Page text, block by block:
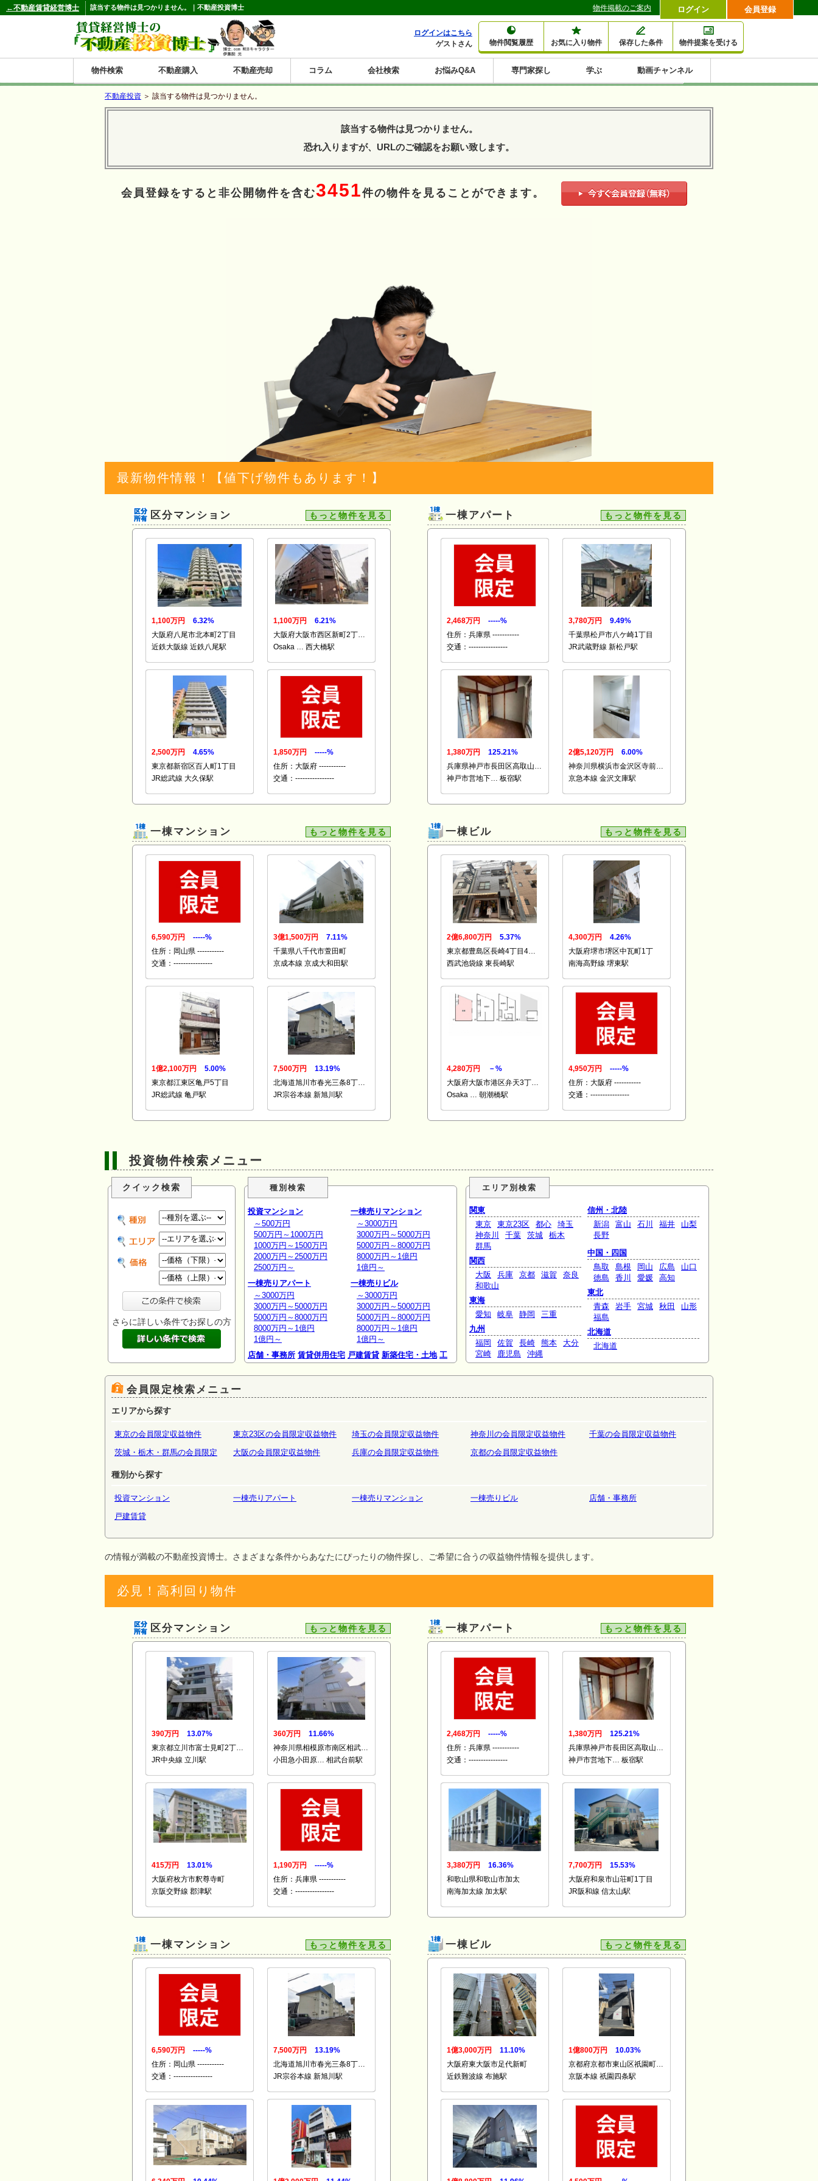
該当する物件は見つかりません。｜不動産投資博士
物件閲覧履歴 お気に入り物件 保存した条件 物件提案を受ける
ログインはこちら
ゲストさん
物件検索
投資マンション
一棟売りアパート
一棟売りマンション
一棟売りビル
店舗・事務所
賃貸併用住宅
戸建賃貸
土地
新築住宅
工場・倉庫
ホテルペンション 利回り7%以上
利回り8%以上
利回り9%以上
利回り10%以上
利回り11%以上
利回り12%以上
利回り13%以上
利回り14%以上
利回り15%以上
利回り16%以上
不動産購入 不動産売却 コラム 会社検索 お悩みQ&A 専門家探し 学ぶ 動画チャンネル
ログイン 会員登録
物件掲載のご案内
←不動産賃貸経営博士
不動産投資 ＞ 該当する物件は見つかりません。
該当する物件は見つかりません。
恐れ入りますが、URLのご確認をお願い致します。
会員登録をすると非公開物件を含む3451件の物件を見ることができます。
最新物件情報！【値下げ物件もあります！】
区分マンション もっと物件を見る
1,100万円
6.32%
大阪府八尾市北本町2丁目
近鉄大阪線 近鉄八尾駅
1,100万円
6.21%
大阪府大阪市西区新町2丁…
Osaka … 西大橋駅
2,500万円
4.65%
東京都新宿区百人町1丁目
JR総武線 大久保駅
1,850万円
-----%
住所：大阪府 -----------
交通：----------------
一棟アパート もっと物件を見る
2,468万円
-----%
住所：兵庫県 -----------
交通：----------------
3,780万円
9.49%
千葉県松戸市八ケ崎1丁目
JR武蔵野線 新松戸駅
1,380万円
125.21%
兵庫県神戸市長田区高取山…
神戸市営地下… 板宿駅
2億5,120万円
6.00%
神奈川県横浜市金沢区寺前…
京急本線 金沢文庫駅
一棟マンション もっと物件を見る
6,590万円
-----%
住所：岡山県 -----------
交通：----------------
3億1,500万円
7.11%
千葉県八千代市萱田町
京成本線 京成大和田駅
1億2,100万円
5.00%
東京都江東区亀戸5丁目
JR総武線 亀戸駅
7,500万円
13.19%
北海道旭川市春光三条8丁…
JR宗谷本線 新旭川駅
一棟ビル もっと物件を見る
2億6,800万円
5.37%
東京都豊島区長崎4丁目4…
西武池袋線 東長崎駅
4,300万円
4.26%
大阪府堺市堺区中瓦町1丁
南海高野線 堺東駅
4,280万円
－%
大阪府大阪市港区弁天3丁…
Osaka … 朝潮橋駅
4,950万円
-----%
住所：大阪府 -----------
交通：----------------
投資物件検索メニュー
クイック検索
さらに詳しい条件でお探しの方
種別検索
投資マンション
～500万円
500万円～1000万円
1000万円～1500万円
2000万円～2500万円
2500万円～
一棟売りアパート
～3000万円
3000万円～5000万円
5000万円～8000万円
8000万円～1億円
1億円～
一棟売りマンション
～3000万円
3000万円～5000万円
5000万円～8000万円
8000万円～1億円
1億円～
一棟売りビル
～3000万円
3000万円～5000万円
5000万円～8000万円
8000万円～1億円
1億円～
店舗・事務所 賃貸併用住宅 戸建賃貸 新築住宅・土地 工
エリア別検索
関東
東京
東京23区 都心
埼玉
神奈川
千葉 茨城
栃木
群馬
関西
大阪
兵庫 京都 滋賀
奈良
和歌山
東海
愛知
岐阜 静岡
三重
九州
福岡
佐賀 長崎 熊本
大分
宮崎
鹿児島 沖縄
信州・北陸
新潟
富山 石川 福井
山梨
長野
中国・四国
鳥取
島根 岡山 広島
山口
徳島
香川 愛媛
高知
東北
青森
岩手 宮城 秋田
山形
福島
北海道
北海道
会員限定検索メニュー
エリアから探す
東京の会員限定収益物件 東京23区の会員限定収益物件 埼玉の会員限定収益物件 神奈川の会員限定収益物件
千葉の会員限定収益物件
茨城・栃木・群馬の会員限定
大阪の会員限定収益物件 兵庫の会員限定収益物件 京都の会員限定収益物件
種別から探す
投資マンション 一棟売りアパート 一棟売りマンション 一棟売りビル
店舗・事務所
戸建賃貸
の情報が満載の不動産投資博士。さまざまな条件からあなたにぴったりの物件探し、ご希望に合うの収益物件情報を提供します。
必見！高利回り物件
区分マンション もっと物件を見る
390万円
13.07%
東京都立川市富士見町2丁…
JR中央線 立川駅
360万円
11.66%
神奈川県相模原市南区相武…
小田急小田原… 相武台前駅
415万円
13.01%
大阪府枚方市釈尊寺町
京阪交野線 郡津駅
1,190万円
-----%
住所：兵庫県 -----------
交通：----------------
一棟アパート もっと物件を見る
2,468万円
-----%
住所：兵庫県 -----------
交通：----------------
1,380万円
125.21%
兵庫県神戸市長田区高取山…
神戸市営地下… 板宿駅
3,380万円
16.36%
和歌山県和歌山市加太
南海加太線 加太駅
7,700万円
15.53%
大阪府和泉市山荘町1丁目
JR阪和線 信太山駅
一棟マンション もっと物件を見る
6,590万円
-----%
住所：岡山県 -----------
交通：----------------
7,500万円
13.19%
北海道旭川市春光三条8丁…
JR宗谷本線 新旭川駅
一棟ビル もっと物件を見る
1億3,000万円
11.10%
大阪府東大阪市足代新町
近鉄難波線 布施駅
1億800万円
10.03%
京都府京都市東山区祇園町…
京阪本線 祇園四条駅